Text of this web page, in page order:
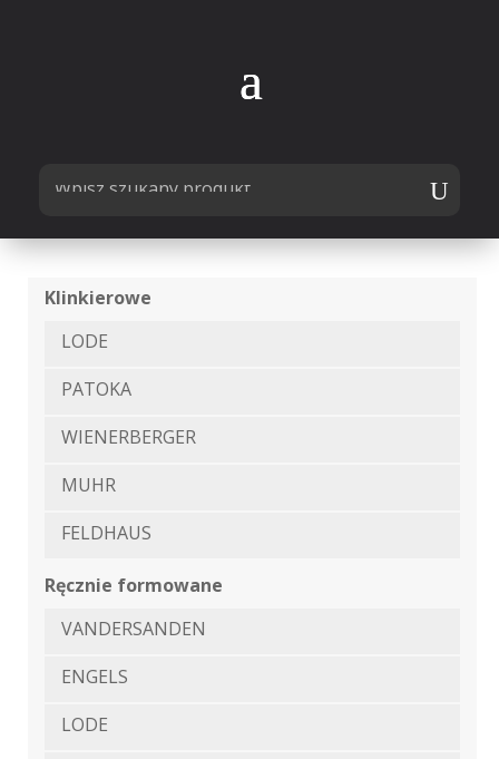
Klinkierowe
LODE
PATOKA
WIENERBERGER
MUHR
FELDHAUS
Ręcznie formowane
VANDERSANDEN
ENGELS
LODE